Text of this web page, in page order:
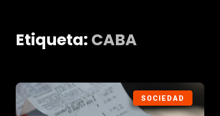
Etiqueta: CABA
SOCIEDAD